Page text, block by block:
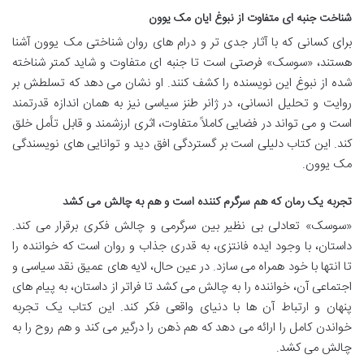
شناخت جنبه ای متفاوت از نبوغ ایان مک یوون
برای کسانی که با آثار جدی تر و درام های روان شناختی مک یوون آشنا
هستند، «سوسک» فرصتی است تا جنبه ای متفاوت و شاید کمتر شناخته
شده از نبوغ این نویسنده را کشف کنند. او نشان می دهد که تسلطش بر
روایت و تحلیل انسانی، در ژانر طنز سیاسی نیز به همان اندازه قدرتمند
است و می تواند در فضایی کاملاً متفاوت، اثری ارزشمند و قابل تأمل خلق
کند. این کتاب دلیلی است بر گستردگی افق دید و توانایی های نویسندگی
مک یوون.
تجربه یک رمان که هم سرگرم کننده است و هم به چالش می کشد
«سوسک» تعادلی بی نظیر بین سرگرمی و چالش فکری برقرار می کند.
داستان، با وجود ایده فانتزی، به قدری جذاب و روان است که خواننده را
تا انتها با خود همراه می سازد. در عین حال، لایه های عمیق نقد سیاسی و
اجتماعی آن، خواننده را به چالش می کشد تا فراتر از داستان، به پیام های
پنهان و ارتباط آن ها با دنیای واقعی فکر کند. این کتاب یک تجربه
خواندن کامل را ارائه می دهد که هم ذهن را درگیر می کند و هم روح را به
چالش می کشد.